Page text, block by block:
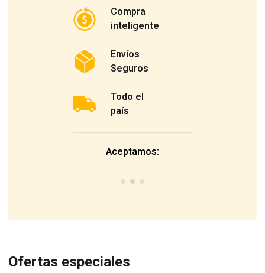
Compra
inteligente
Envíos
Seguros
Todo el
país
Aceptamos:
Ofertas especiales